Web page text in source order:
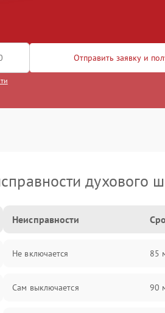
Отправить заявку и
духового
Неисправности
Не включается 85
Сам выключается 90